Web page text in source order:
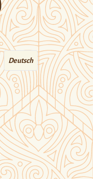
Deutsch